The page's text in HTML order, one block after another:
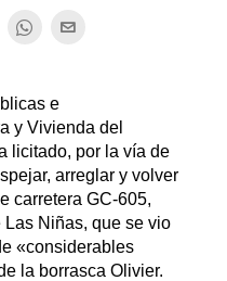
e
y Vivienda del
licitado, por la vía de
arreglar y volver
carretera GC-605,
Las Niñas, que se vio
«considerables
la borrasca Olivier.